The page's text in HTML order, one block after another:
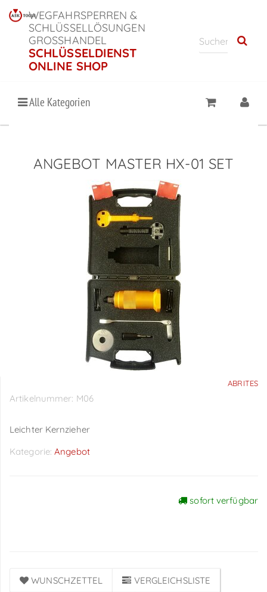
WEGFAHRSPERREN &
SCHLÜSSELLÖSUNGEN
GROSSHANDEL
SCHLÜSSELDIENST
ONLINE SHOP
Alle Kategorien
ANGEBOT MASTER HX-01 SET
ABRITES
Artikelnummer: M06
Leichter Kernzieher
Kategorie:Angebot
sofort verfügbar
WUNSCHZETTEL VERGLEICHSLISTE